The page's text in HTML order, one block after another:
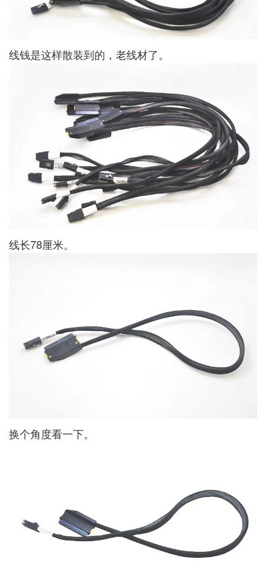
线钱是这样散装到的，老线材了。
线长78厘米。
换个角度看一下。